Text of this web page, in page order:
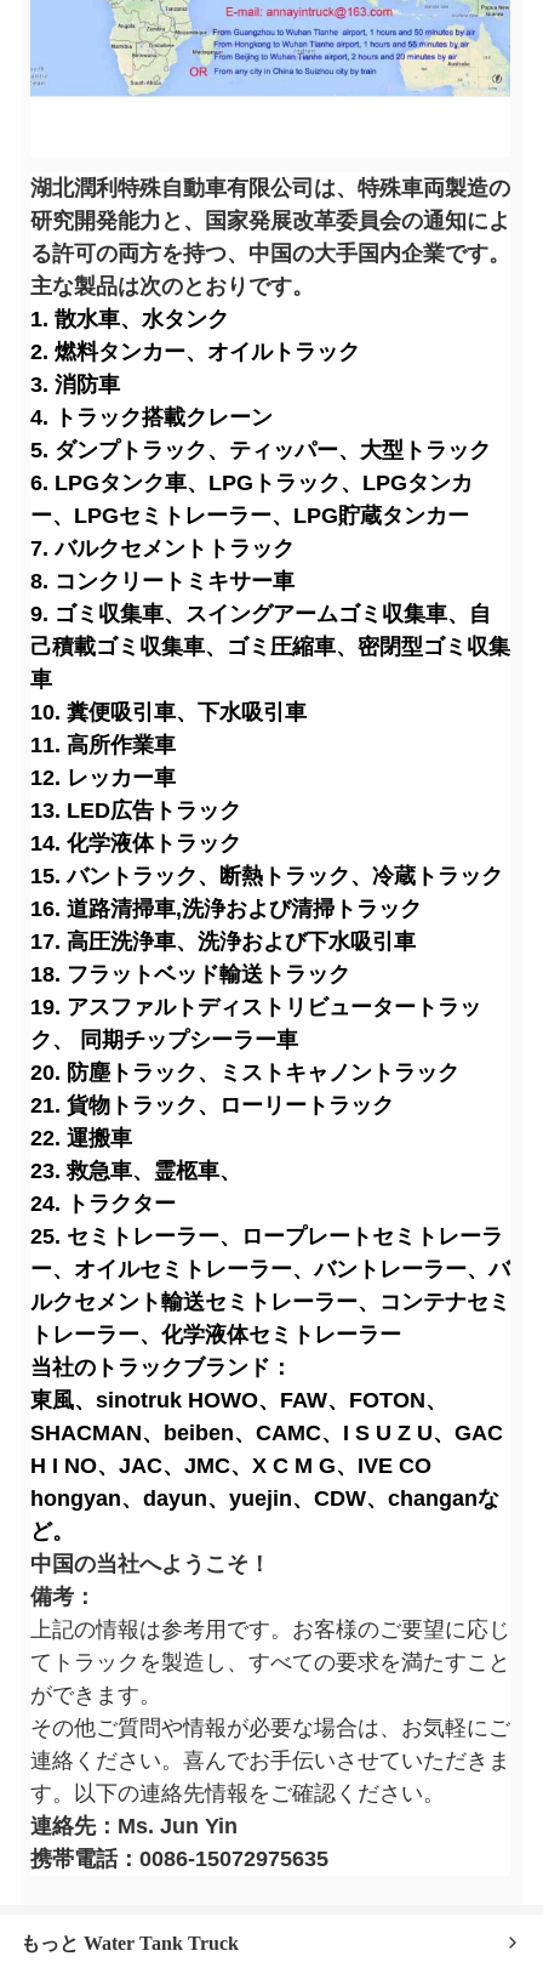
湖北潤利特殊自動車有限公司は、特殊車両製造の
研究開発能力と、国家発展改革委員会の通知によ
る許可の両方を持つ、中国の大手国内企業です。
主な製品は次のとおりです。
1. 散水車、水タンク
2. 燃料タンカー、オイルトラック
3. 消防車
4. トラック搭載クレーン
5. ダンプトラック、ティッパー、大型トラック
6. LPGタンク車、LPGトラック、LPGタンカ
ー、LPGセミトレーラー、LPG貯蔵タンカー
7. バルクセメントトラック
8. コンクリートミキサー車
9. ゴミ収集車、スイングアームゴミ収集車、自
己積載ゴミ収集車、ゴミ圧縮車、密閉型ゴミ収集
車
10. 糞便吸引車、下水吸引車
11. 高所作業車
12. レッカー車
13. LED広告トラック
14. 化学液体トラック
15. バントラック、断熱トラック、冷蔵トラック
16. 道路清掃車,洗浄および清掃トラック
17. 高圧洗浄車、洗浄および下水吸引車
18. フラットベッド輸送トラック
19. アスファルトディストリビュータートラッ
ク、 同期チップシーラー車
20. 防塵トラック、ミストキャノントラック
21. 貨物トラック、ローリートラック
22. 運搬車
23. 救急車、霊柩車、
24. トラクター
25. セミトレーラー、ロープレートセミトレーラ
ー、オイルセミトレーラー、バントレーラー、バ
ルクセメント輸送セミトレーラー、コンテナセミ
トレーラー、化学液体セミトレーラー
当社のトラックブランド：
東風、sinotruk HOWO、FAW、FOTON、
SHACMAN、beiben、CAMC、I S U Z U、GAC
H I NO、JAC、JMC、X C M G、IVE CO
hongyan、dayun、yuejin、CDW、changanな
ど。
中国の当社へようこそ！
備考：
上記の情報は参考用です。お客様のご要望に応じ
てトラックを製造し、すべての要求を満たすこと
ができます。
その他ご質問や情報が必要な場合は、お気軽にご
連絡ください。喜んでお手伝いさせていただきま
す。以下の連絡先情報をご確認ください。
連絡先：Ms. Jun Yin
携帯電話：0086-15072975635
もっと Water Tank Truck